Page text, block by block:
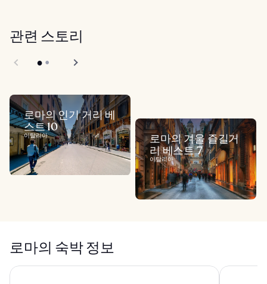
관련 스토리
로마의 인기 거리 베
스트 10
이탈리아
로마의 겨울 즐길거
리 베스트 7
이탈리아
로마의 숙박 정보
아리아 팰리스 바이 옴니아 호텔스 우 로마 캠